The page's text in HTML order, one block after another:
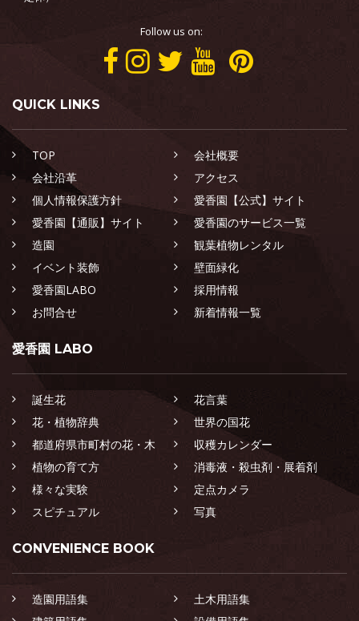
Follow us on:
QUICK LINKS
TOP
会社概要
会社沿革
アクセス
個人情報保護方針
愛香園【公式】サイト
愛香園【通販】サイト
愛香園のサービス一覧
造園
観葉植物レンタル
イベント装飾
壁面緑化
愛香園LABO
採用情報
お問合せ
新着情報一覧
愛香園 LABO
誕生花
花言葉
花・植物辞典
世界の国花
都道府県市町村の花・木
収穫カレンダー
植物の育て方
消毒液・殺虫剤・展着剤
様々な実験
定点カメラ
スピチュアル
写真
CONVENIENCE BOOK
造園用語集
土木用語集